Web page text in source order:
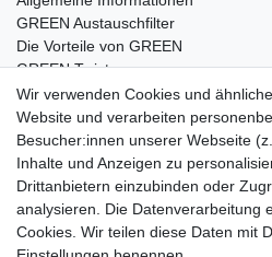
GREEN Austauschfilter
Die Vorteile von GREEN
GREEN Twister
Impressum
Barrierefreiheitserklärung
Wir verwenden Cookies und
Website und verarbeiten
Besucher:innen unserer Webseite
Inhalte und Anzeigen zu
Drittanbietern einzubinden oder
analysieren. Die Datenverarbeitung
Cookies. Wir teilen diese Daten mit